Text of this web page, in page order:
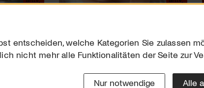
Downloads
entscheiden, welche Kategorien Sie zulassen
nicht mehr alle Funktionalitäten der Seite zur
Nur notwendige Alle